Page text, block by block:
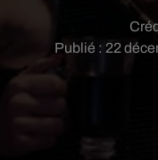
Publié : 22